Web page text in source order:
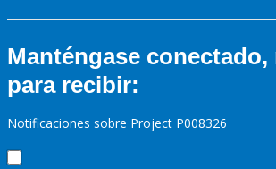
Manténgase
para recibir:
Notificaciones sobre Project P008326